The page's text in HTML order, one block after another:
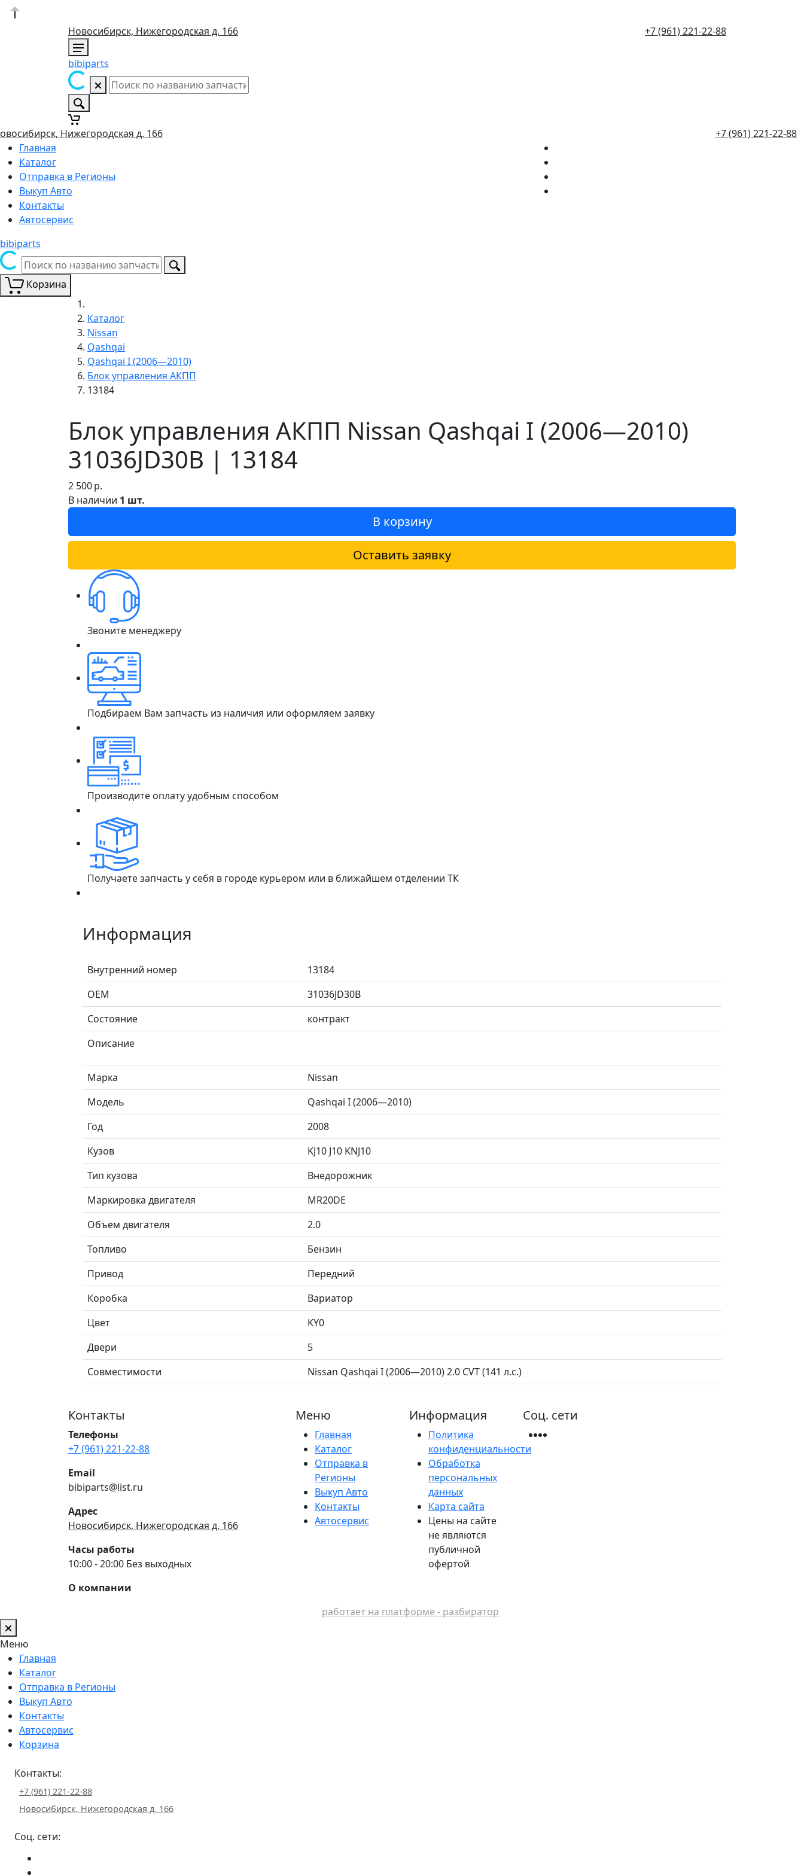
Новосибирск, Нижегородская д. 166 +7 (961) 221-22-88
bibiparts
Нижегородская д. 166
+7 (961) 221-22-88
Главная
Каталог
Отправка в Регионы
Выкуп Авто
Контакты
Автосервис
bibiparts
Корзина
Каталог
Nissan
Qashqai
Qashqai I (2006—2010)
Блок управления АКПП
13184
Блок управления АКПП Nissan Qashqai I (2006—2010)
31036JD30B | 13184
2 500р.
В наличии 1 шт.
В корзину
Оставить заявку
Звоните менеджеру
Подбираем Вам запчасть из наличия или оформляем заявку
Производите оплату удобным способом
Получаете запчасть у себя в городе курьером или в ближайшем отделении ТК
Информация
Внутренний номер
13184
ОЕМ
31036JD30B
Состояние
контракт
Описание
Марка
Nissan
Модель
Qashqai I (2006—2010)
Год
2008
Кузов
KJ10 J10 KNJ10
Тип кузова
Внедорожник
Маркировка двигателя
MR20DE
Объем двигателя
2.0
Топливо
Бензин
Привод
Передний
Коробка
Вариатор
Цвет
KY0
Двери
5
Совместимости
Nissan Qashqai I (2006—2010) 2.0 CVT (141 л.с.)
Контакты
Телефоны
+7 (961) 221-22-88
Email
bibiparts@list.ru
Адрес
Новосибирск, Нижегородская д. 166
Часы работы
10:00 - 20:00 Без выходных
О компании
Меню
Главная
Каталог
Отправка в
Регионы
Выкуп Авто
Контакты
Автосервис
Информация
Политика
конфиденциальности
Обработка
персональных
данных
Карта сайта
Цены на сайте
не являются
публичной
офертой
Соц. сети
работает на платформе - разбиратор
Меню
Главная
Каталог
Отправка в Регионы
Выкуп Авто
Контакты
Автосервис
Корзина
Контакты:
+7 (961) 221-22-88
Новосибирск, Нижегородская д. 166
Соц. сети: